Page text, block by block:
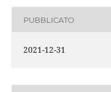
PUBBLICATO
2021-12-31